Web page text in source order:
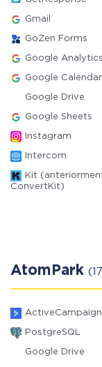
Gmail
GoZen Forms
Google Analytics
Google Calendar
Google Drive
Google Sheets
Instagram
Intercom
Kit
ConvertKit)
AtomPark
ActiveCampaign
PostgreSQL
Google Drive